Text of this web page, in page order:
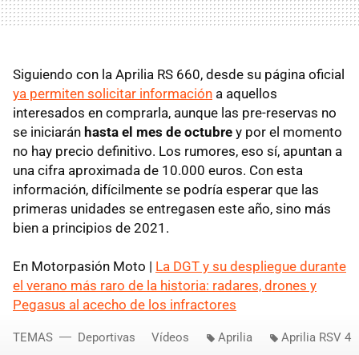
Siguiendo con la Aprilia RS 660, desde su página oficial
ya permiten solicitar información a aquellos
interesados en comprarla, aunque las pre-reservas no
se iniciarán hasta el mes de octubre y por el momento
no hay precio definitivo. Los rumores, eso sí, apuntan a
una cifra aproximada de 10.000 euros. Con esta
información, difícilmente se podría esperar que las
primeras unidades se entregasen este año, sino más
bien a principios de 2021.
En Motorpasión Moto | La DGT y su despliegue durante
el verano más raro de la historia: radares, drones y
Pegasus al acecho de los infractores
TEMAS Deportivas Vídeos Aprilia Aprilia RSV 4